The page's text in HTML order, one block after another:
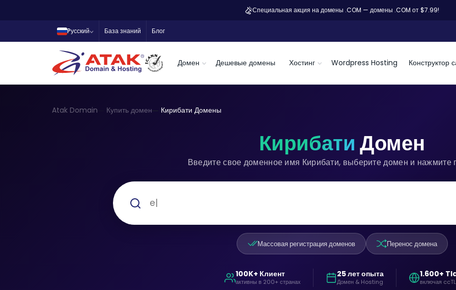
Специальная акция на домены .COM — домены .COM от $7.99!
Pусский База знаний Блог
Домен Дешевые домены Хостинг Wordpress Hosting Конструктор
Atak Domain Купить домен Кирибати Домены
КирибатиДомен
Введите свое доменное имя Кирибати, выберите домен и нажмите
Массовая регистрация доменов Перенос домена
100K+ Клиент
активны в 200+ странах
25 лет опыта
Домен & Hosting
1.600+
включая